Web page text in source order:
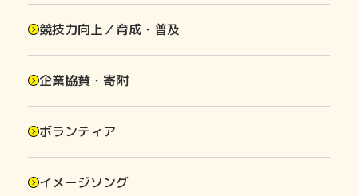
競技力向上／育成・普及
企業協賛・寄附
ボランティア
イメージソング